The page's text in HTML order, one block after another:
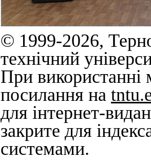
© 1999-2026,
технічний
При використанні
посилання на
для інтернет-
закрите для
системами.